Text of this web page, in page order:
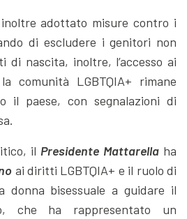
adottato misure contro i
di escludere i genitori non
di nascita, inoltre, l’accesso ai
comunità LGBTQIA+ rimane
il paese, con segnalazioni di
il Presidente Mattarella ha
ai diritti LGBTQIA+ e il ruolo di
donna bisessuale a guidare il
che ha rappresentato un